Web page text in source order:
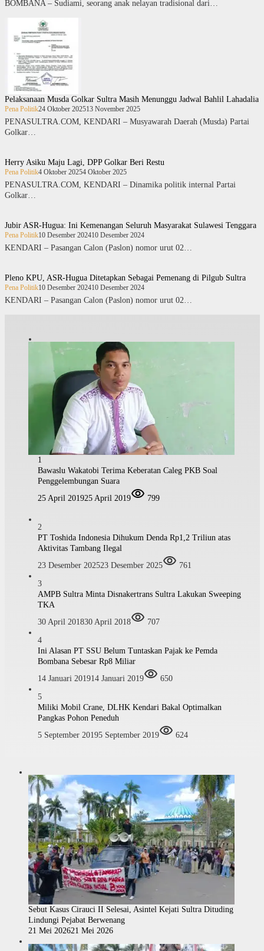
BOMBANA – Sudiami, seorang anak nelayan tradisional dari…
Pelaksanaan Musda Golkar Sultra Masih Menunggu Jadwal Bahlil Lahadalia
Pena Politik24 Oktober 202513 November 2025
PENASULTRA.COM, KENDARI – Musyawarah Daerah (Musda) Partai
Golkar…
Herry Asiku Maju Lagi, DPP Golkar Beri Restu
Pena Politik4 Oktober 20254 Oktober 2025
PENASULTRA.COM, KENDARI – Dinamika politik internal Partai
Golkar…
Jubir ASR-Hugua: Ini Kemenangan Seluruh Masyarakat Sulawesi Tenggara
Pena Politik10 Desember 202410 Desember 2024
KENDARI – Pasangan Calon (Paslon) nomor urut 02…
Pleno KPU, ASR-Hugua Ditetapkan Sebagai Pemenang di Pilgub Sultra
Pena Politik10 Desember 202410 Desember 2024
KENDARI – Pasangan Calon (Paslon) nomor urut 02…
1
Bawaslu Wakatobi Terima Keberatan Caleg PKB Soal
Penggelembungan Suara
25 April 201925 April 2019 799
2
PT Toshida Indonesia Dihukum Denda Rp1,2 Triliun atas
Aktivitas Tambang Ilegal
23 Desember 202523 Desember 2025 761
3
AMPB Sultra Minta Disnakertrans Sultra Lakukan Sweeping
TKA
30 April 201830 April 2018 707
4
Ini Alasan PT SSU Belum Tuntaskan Pajak ke Pemda
Bombana Sebesar Rp8 Miliar
14 Januari 201914 Januari 2019 650
5
Miliki Mobil Crane, DLHK Kendari Bakal Optimalkan
Pangkas Pohon Peneduh
5 September 20195 September 2019 624
Sebut Kasus Cirauci II Selesai, Asintel Kejati Sultra Dituding
Lindungi Pejabat Berwenang
21 Mei 202621 Mei 2026